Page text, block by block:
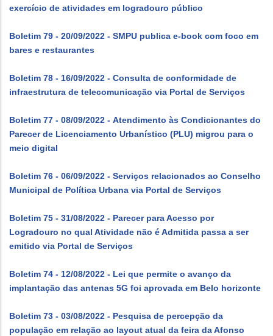
exercício de atividades em logradouro público
Boletim 79 - 20/09/2022 - SMPU publica e-book com foco em
bares e restaurantes
Boletim 78 - 16/09/2022 - Consulta de conformidade de
infraestrutura de telecomunicação via Portal de Serviços
Boletim 77 - 08/09/2022 - Atendimento às Condicionantes do
Parecer de Licenciamento Urbanístico (PLU) migrou para o
meio digital
Boletim 76 - 06/09/2022 - Serviços relacionados ao Conselho
Municipal de Política Urbana via Portal de Serviços
Boletim 75 - 31/08/2022 - Parecer para Acesso por
Logradouro no qual Atividade não é Admitida passa a ser
emitido via Portal de Serviços
Boletim 74 - 12/08/2022 - Lei que permite o avanço da
implantação das antenas 5G foi aprovada em Belo horizonte
Boletim 73 - 03/08/2022 - Pesquisa de percepção da
população em relação ao layout atual da feira da Afonso